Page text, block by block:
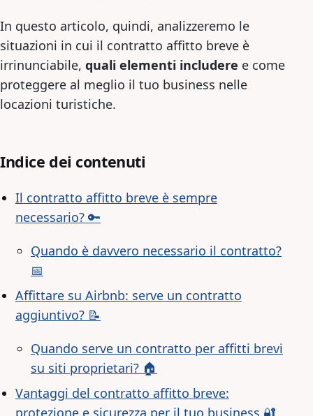
In questo articolo, quindi, analizzeremo le
situazioni in cui il contratto affitto breve è
irrinunciabile, quali elementi includere e come
proteggere al meglio il tuo business nelle
locazioni turistiche.
Indice dei contenuti
Il contratto affitto breve è sempre
necessario? 🔑
Quando è davvero necessario il contratto?
📅
Affittare su Airbnb: serve un contratto
aggiuntivo? 📝
Quando serve un contratto per affitti brevi
su siti proprietari? 🏠
Vantaggi del contratto affitto breve:
protezione e sicurezza per il tuo business 🔐